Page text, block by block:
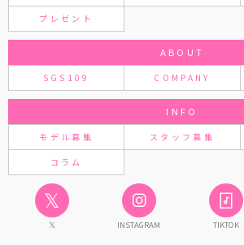
プレゼント
ABOUT
SGS109 COMPANY
INFO
モデル募集 スタッフ募集
コラム
𝕏
𝕏 INSTAGRAM TIKTOK